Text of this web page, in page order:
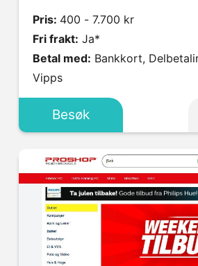
Pris: 400 - 7.700 kr
Fri frakt: Ja*
Betal med:
Vipps
Besøk